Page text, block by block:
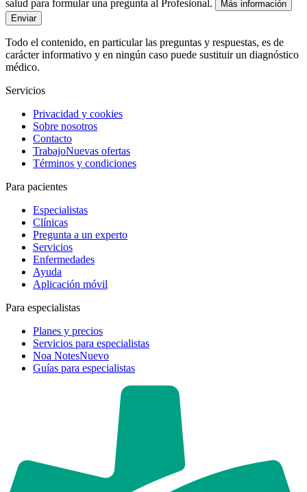
salud para formular una pregunta al Profesional.
Más información
Enviar
Todo el contenido, en particular las preguntas y respuestas, es de
carácter informativo y en ningún caso puede sustituir un diagnóstico
médico.
Servicios
Privacidad y cookies
Sobre nosotros
Contacto
TrabajoNuevas ofertas
Términos y condiciones
Para pacientes
Especialistas
Clínicas
Pregunta a un experto
Servicios
Enfermedades
Ayuda
Aplicación móvil
Para especialistas
Planes y precios
Servicios para especialistas
Noa NotesNuevo
Guías para especialistas